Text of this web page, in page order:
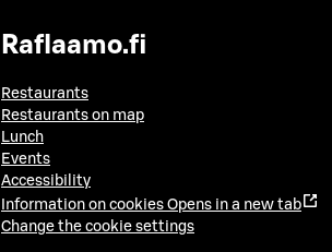
Raflaamo.fi
Restaurants
Restaurants on map
Lunch
Events
Accessibility
Information on cookies Opens in a new tab
Change the cookie settings